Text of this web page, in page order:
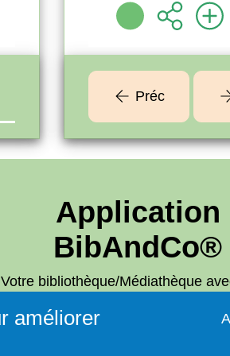
Préc
Application
BibAndCo®
Votre bibliothèque/Médiathèque
A Télécharger sur
améliorer